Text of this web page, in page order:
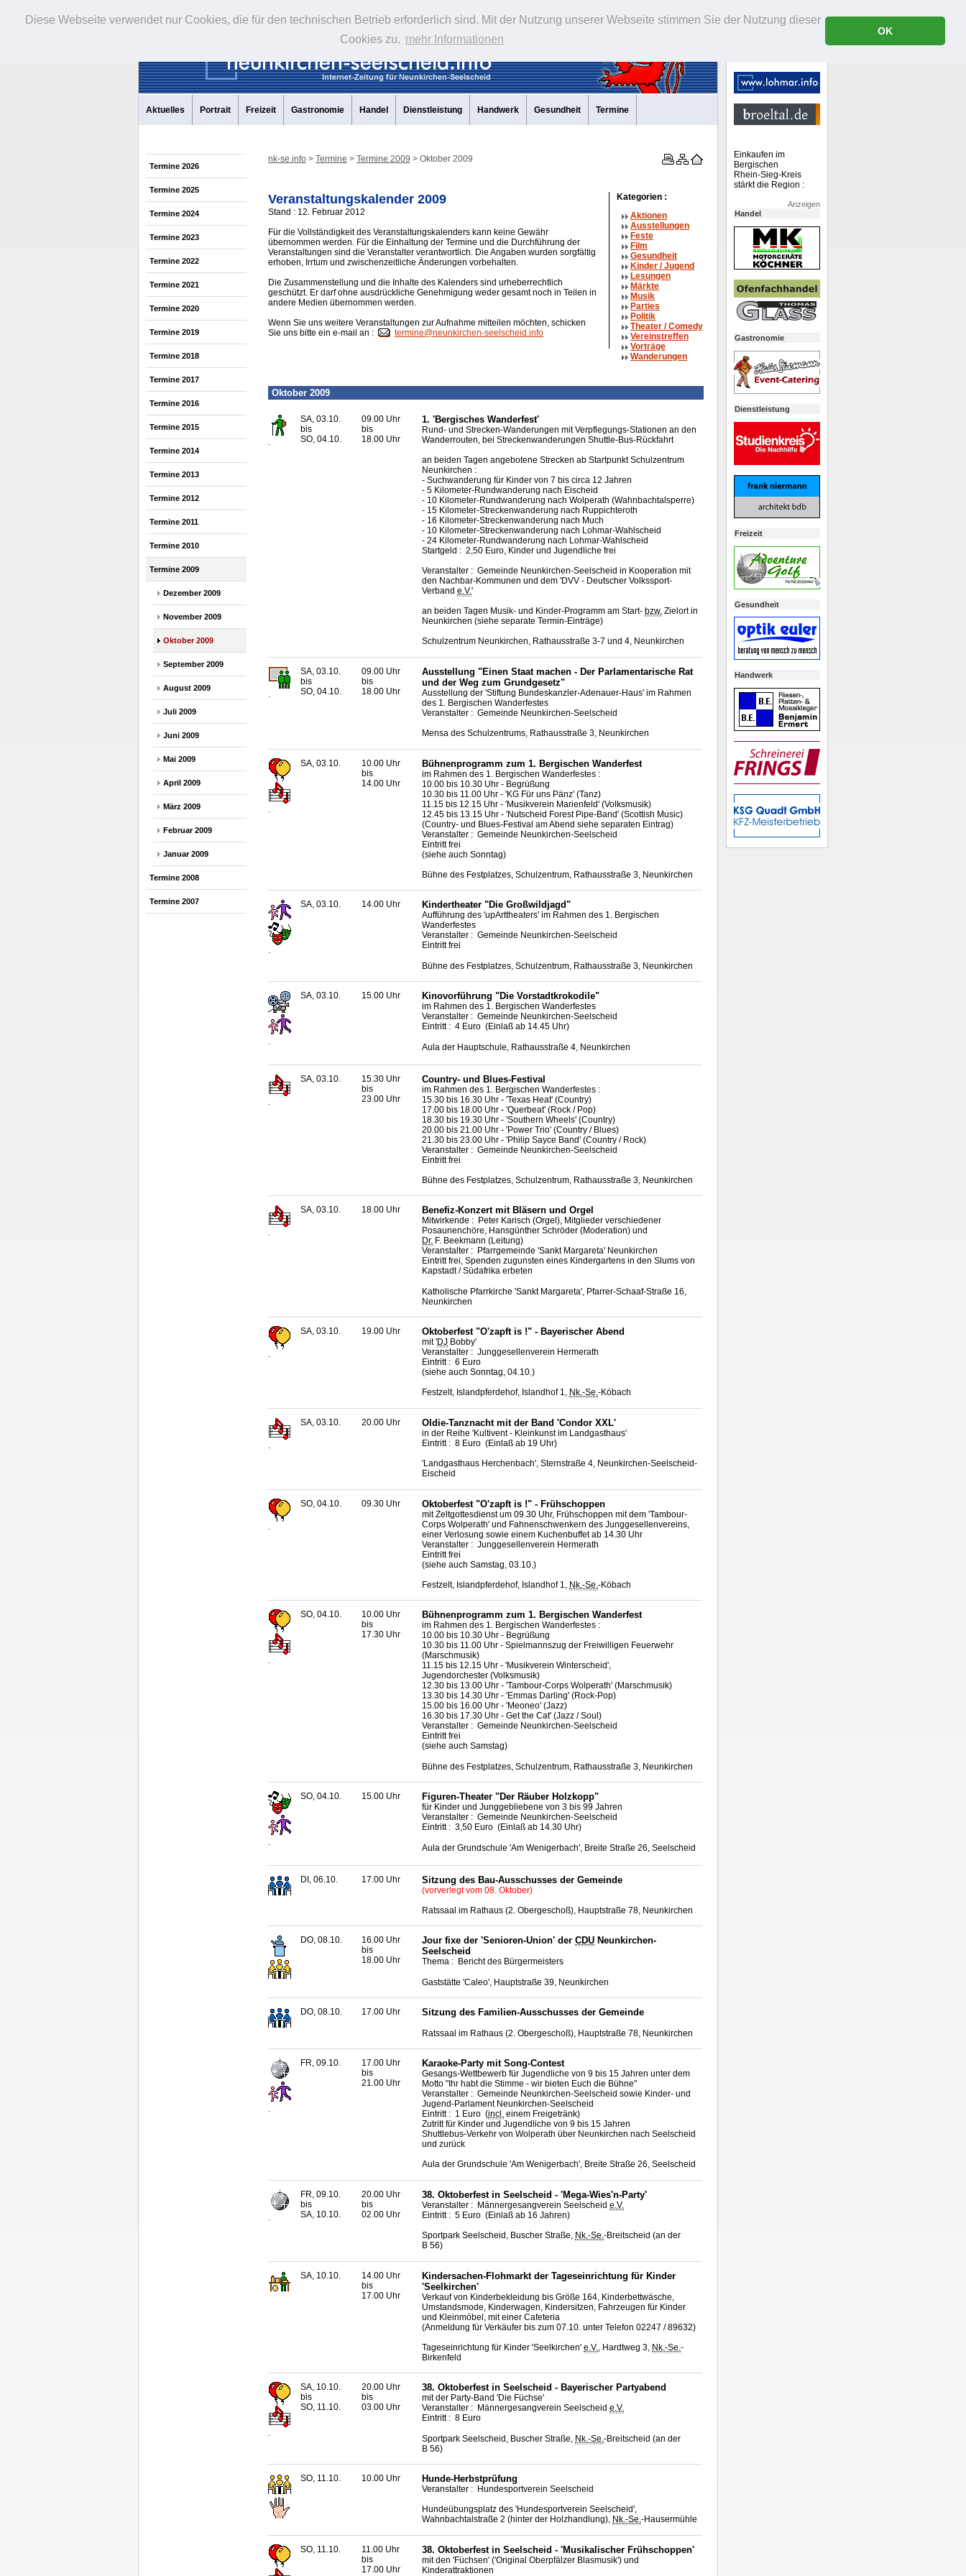
Diese Webseite verwendet nur Cookies, die für den technischen Betrieb erforderlich sind. Mit der Nutzung unserer Webseite stimmen Sie der Nutzung dieser
Cookies zu. mehr Informationen
OK
Aktuelles Portrait Freizeit Gastronomie Handel Dienstleistung Handwerk Gesundheit Termine
Termine 2026
Termine 2025
Termine 2024
Termine 2023
Termine 2022
Termine 2021
Termine 2020
Termine 2019
Termine 2018
Termine 2017
Termine 2016
Termine 2015
Termine 2014
Termine 2013
Termine 2012
Termine 2011
Termine 2010
Termine 2009
Dezember 2009
November 2009
Oktober 2009
September 2009
August 2009
Juli 2009
Juni 2009
Mai 2009
April 2009
März 2009
Februar 2009
Januar 2009
Termine 2008
Termine 2007
nk-se.info > Termine > Termine 2009 > Oktober 2009
Veranstaltungskalender 2009
Stand : 12. Februar 2012
Für die Vollständigkeit des Veranstaltungskalenders kann keine Gewähr
übernommen werden. Für die Einhaltung der Termine und die Durchführung der
Veranstaltungen sind die Veranstalter verantwortlich. Die Angaben wurden sorgfältig
erhoben, Irrtum und zwischenzeitliche Änderungen vorbehalten.
Die Zusammenstellung und die Inhalte des Kalenders sind urheberrechtlich
geschützt. Er darf ohne ausdrückliche Genehmigung weder gesamt noch in Teilen in
andere Medien übernommen werden.
Wenn Sie uns weitere Veranstaltungen zur Aufnahme mitteilen möchten, schicken
Sie uns bitte ein e-mail an :
termine@neunkirchen-seelscheid.info
Kategorien :
Aktionen
Ausstellungen
Feste
Film
Gesundheit
Kinder / Jugend
Lesungen
Märkte
Musik
Parties
Politik
Theater /Comedy
Vereinstreffen
Vorträge
Wanderungen
Oktober 2009
.
SA, 03.10.
bis
SO, 04.10.
09.00 Uhr
bis
18.00 Uhr
1. 'Bergisches Wanderfest'
Rund- und Strecken-Wanderungen mit Verpflegungs-Stationen an den
Wanderrouten, bei Streckenwanderungen Shuttle-Bus-Rückfahrt
an beiden Tagen angebotene Strecken ab Startpunkt Schulzentrum
Neunkirchen :
- Suchwanderung für Kinder von 7 bis circa 12 Jahren
- 5 Kilometer-Rundwanderung nach Eischeid
- 10 Kilometer-Rundwanderung nach Wolperath (Wahnbachtalsperre)
- 15 Kilometer-Streckenwanderung nach Ruppichteroth
- 16 Kilometer-Streckenwanderung nach Much
- 10 Kilometer-Streckenwanderung nach Lohmar-Wahlscheid
- 24 Kilometer-Rundwanderung nach Lohmar-Wahlscheid
Startgeld : 2,50 Euro, Kinder und Jugendliche frei
Veranstalter : Gemeinde Neunkirchen-Seelscheid in Kooperation mit
den Nachbar-Kommunen und dem 'DVV - Deutscher Volkssport-
Verband e.V.'
an beiden Tagen Musik- und Kinder-Programm am Start- bzw. Zielort in
Neunkirchen (siehe separate Termin-Einträge)
Schulzentrum Neunkirchen, Rathausstraße 3-7 und 4, Neunkirchen
SA, 03.10.
bis
SO, 04.10.
09.00 Uhr
bis
18.00 Uhr
Ausstellung "Einen Staat machen - Der Parlamentarische Rat
und der Weg zum Grundgesetz"
Ausstellung der 'Stiftung Bundeskanzler-Adenauer-Haus' im Rahmen
des 1. Bergischen Wanderfestes
Veranstalter : Gemeinde Neunkirchen-Seelscheid
Mensa des Schulzentrums, Rathausstraße 3, Neunkirchen
SA, 03.10.
10.00 Uhr
bis
14.00 Uhr
Bühnenprogramm zum 1. Bergischen Wanderfest
im Rahmen des 1. Bergischen Wanderfestes :
10.00 bis 10.30 Uhr - Begrüßung
10.30 bis 11.00 Uhr - 'KG Für uns Pänz' (Tanz)
11.15 bis 12.15 Uhr - 'Musikverein Marienfeld' (Volksmusik)
12.45 bis 13.15 Uhr - 'Nutscheid Forest Pipe-Band' (Scottish Music)
(Country- und Blues-Festival am Abend siehe separaten Eintrag)
Veranstalter : Gemeinde Neunkirchen-Seelscheid
Eintritt frei
(siehe auch Sonntag)
Bühne des Festplatzes, Schulzentrum, Rathausstraße 3, Neunkirchen
.
SA, 03.10. 14.00 Uhr Kindertheater "Die Großwildjagd"
Aufführung des 'upArttheaters' im Rahmen des 1. Bergischen
Wanderfestes
Veranstalter : Gemeinde Neunkirchen-Seelscheid
Eintritt frei
Bühne des Festplatzes, Schulzentrum, Rathausstraße 3, Neunkirchen
.
SA, 03.10. 15.00 Uhr Kinovorführung "Die Vorstadtkrokodile"
im Rahmen des 1. Bergischen Wanderfestes
Veranstalter : Gemeinde Neunkirchen-Seelscheid
Eintritt : 4 Euro (Einlaß ab 14.45 Uhr)
Aula der Hauptschule, Rathausstraße 4, Neunkirchen
SA, 03.10.
15.30 Uhr
bis
23.00 Uhr
Country- und Blues-Festival
im Rahmen des 1. Bergischen Wanderfestes :
15.30 bis 16.30 Uhr - 'Texas Heat' (Country)
17.00 bis 18.00 Uhr - 'Querbeat' (Rock / Pop)
18.30 bis 19.30 Uhr - 'Southern Wheels' (Country)
20.00 bis 21.00 Uhr - 'Power Trio' (Country / Blues)
21.30 bis 23.00 Uhr - 'Philip Sayce Band' (Country / Rock)
Veranstalter : Gemeinde Neunkirchen-Seelscheid
Eintritt frei
Bühne des Festplatzes, Schulzentrum, Rathausstraße 3, Neunkirchen
.
SA, 03.10. 18.00 Uhr Benefiz-Konzert mit Bläsern und Orgel
Mitwirkende : Peter Karisch (Orgel), Mitglieder verschiedener
Posaunenchöre, Hansgünther Schröder (Moderation) und
Dr. F. Beekmann (Leitung)
Veranstalter : Pfarrgemeinde 'Sankt Margareta' Neunkirchen
Eintritt frei, Spenden zugunsten eines Kindergartens in den Slums von
Kapstadt / Südafrika erbeten
Katholische Pfarrkirche 'Sankt Margareta', Pfarrer-Schaaf-Straße 16,
Neunkirchen
.
SA, 03.10. 19.00 Uhr Oktoberfest "O'zapft is !" - Bayerischer Abend
mit 'DJ Bobby'
Veranstalter : Junggesellenverein Hermerath
Eintritt : 6 Euro
(siehe auch Sonntag, 04.10.)
Festzelt, Islandpferdehof, Islandhof 1, Nk.-Se.-Köbach
.
SA, 03.10. 20.00 Uhr Oldie-Tanznacht mit der Band 'Condor XXL'
in der Reihe 'Kultivent - Kleinkunst im Landgasthaus'
Eintritt : 8 Euro (Einlaß ab 19 Uhr)
'Landgasthaus Herchenbach', Sternstraße 4, Neunkirchen-Seelscheid-
Eischeid
SO, 04.10. 09.30 Uhr Oktoberfest "O'zapft is !" - Frühschoppen
mit Zeltgottesdienst um 09.30 Uhr, Frühschoppen mit dem 'Tambour-
Corps Wolperath' und Fahnenschwenkern des Junggesellenvereins,
einer Verlosung sowie einem Kuchenbuffet ab 14.30 Uhr
Veranstalter : Junggesellenverein Hermerath
Eintritt frei
(siehe auch Samstag, 03.10.)
Festzelt, Islandpferdehof, Islandhof 1, Nk.-Se.-Köbach
.
SO, 04.10.
10.00 Uhr
bis
17.30 Uhr
Bühnenprogramm zum 1. Bergischen Wanderfest
im Rahmen des 1. Bergischen Wanderfestes :
10.00 bis 10.30 Uhr - Begrüßung
10.30 bis 11.00 Uhr - Spielmannszug der Freiwilligen Feuerwehr
(Marschmusik)
11.15 bis 12.15 Uhr - 'Musikverein Winterscheid',
Jugendorchester (Volksmusik)
12.30 bis 13.00 Uhr - 'Tambour-Corps Wolperath' (Marschmusik)
13.30 bis 14.30 Uhr - 'Emmas Darling' (Rock-Pop)
15.00 bis 16.00 Uhr - 'Meoneo' (Jazz)
16.30 bis 17.30 Uhr - Get the Cat' (Jazz / Soul)
Veranstalter : Gemeinde Neunkirchen-Seelscheid
Eintritt frei
(siehe auch Samstag)
Bühne des Festplatzes, Schulzentrum, Rathausstraße 3, Neunkirchen
.
SO, 04.10. 15.00 Uhr Figuren-Theater "Der Räuber Holzkopp"
für Kinder und Junggebliebene von 3 bis 99 Jahren
Veranstalter : Gemeinde Neunkirchen-Seelscheid
Eintritt : 3,50 Euro (Einlaß ab 14.30 Uhr)
Aula der Grundschule 'Am Wenigerbach', Breite Straße 26, Seelscheid
DI, 06.10. 17.00 Uhr Sitzung des Bau-Ausschusses der Gemeinde
(vorverlegt vom 08. Oktober)
Ratssaal im Rathaus (2. Obergeschoß), Hauptstraße 78, Neunkirchen
DO, 08.10.
16.00 Uhr
bis
18.00 Uhr
Jour fixe der 'Senioren-Union' der CDU Neunkirchen-
Seelscheid
Thema : Bericht des Bürgermeisters
Gaststätte 'Caleo', Hauptstraße 39, Neunkirchen
DO, 08.10. 17.00 Uhr Sitzung des Familien-Ausschusses der Gemeinde
Ratssaal im Rathaus (2. Obergeschoß), Hauptstraße 78, Neunkirchen
.
FR, 09.10.
17.00 Uhr
bis
21.00 Uhr
Karaoke-Party mit Song-Contest
Gesangs-Wettbewerb für Jugendliche von 9 bis 15 Jahren unter dem
Motto "Ihr habt die Stimme - wir bieten Euch die Bühne"
Veranstalter : Gemeinde Neunkirchen-Seelscheid sowie Kinder- und
Jugend-Parlament Neunkirchen-Seelscheid
Eintritt : 1 Euro (incl. einem Freigetränk)
Zutritt für Kinder und Jugendliche von 9 bis 15 Jahren
Shuttlebus-Verkehr von Wolperath über Neunkirchen nach Seelscheid
und zurück
Aula der Grundschule 'Am Wenigerbach', Breite Straße 26, Seelscheid
FR, 09.10.
bis
SA, 10.10.
20.00 Uhr
bis
02.00 Uhr
38. Oktoberfest in Seelscheid - 'Mega-Wies'n-Party'
Veranstalter : Männergesangverein Seelscheid e.V.
Eintritt : 5 Euro (Einlaß ab 16 Jahren)
Sportpark Seelscheid, Buscher Straße, Nk.-Se.-Breitscheid (an der
B 56)
SA, 10.10.
14.00 Uhr
bis
17.00 Uhr
Kindersachen-Flohmarkt der Tageseinrichtung für Kinder
'Seelkirchen'
Verkauf von Kinderbekleidung bis Größe 164, Kinderbettwäsche,
Umstandsmode, Kinderwagen, Kindersitzen, Fahrzeugen für Kinder
und Kleinmöbel, mit einer Cafeteria
(Anmeldung für Verkäufer bis zum 07.10. unter Telefon 02247 / 89632)
Tageseinrichtung für Kinder 'Seelkirchen' e.V., Hardtweg 3, Nk.-Se.-
Birkenfeld
.
SA, 10.10.
bis
SO, 11.10.
20.00 Uhr
bis
03.00 Uhr
38. Oktoberfest in Seelscheid - Bayerischer Partyabend
mit der Party-Band 'Die Füchse'
Veranstalter : Männergesangverein Seelscheid e.V.
Eintritt : 8 Euro
Sportpark Seelscheid, Buscher Straße, Nk.-Se. -Breitscheid (an der
B 56)
SO, 11.10. 10.00 Uhr Hunde-Herbstprüfung
Veranstalter : Hundesportverein Seelscheid
Hundeübungsplatz des 'Hundesportverein Seelscheid',
Wahnbachtalstraße 2 (hinter der Holzhandlung), Nk.-Se.-Hausermühle
SO, 11.10.
11.00 Uhr
bis
17.00 Uhr
38. Oktoberfest in Seelscheid - 'Musikalischer Frühschoppen'
mit den 'Füchsen' ('Original Oberpfälzer Blasmusik') und
Kinderattraktionen
Einkaufen im
Bergischen
Rhein-Sieg-Kreis
stärkt die Region :
Anzeigen
Handel
Gastronomie
Dienstleistung
Freizeit
Gesundheit
Handwerk